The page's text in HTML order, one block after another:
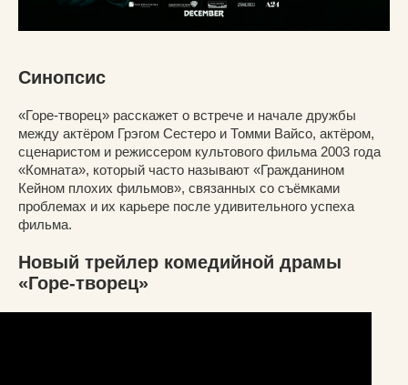
Синопсис
«Горе-творец» расскажет о встрече и начале дружбы
между актёром Грэгом Сестеро и Томми Вайсо, актёром,
сценаристом и режиссером культового фильма 2003 года
«Комната», который часто называют «Гражданином
Кейном плохих фильмов», связанных со съёмками
проблемах и их карьере после удивительного успеха
фильма.
Новый трейлер комедийной драмы
«Горе-творец»